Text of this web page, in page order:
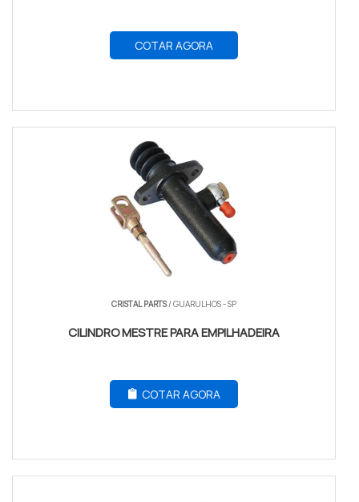
COTAR AGORA
CRISTAL PARTS/ GUARULHOS - SP
CILINDRO MESTRE PARA EMPILHADEIRA
COTAR AGORA